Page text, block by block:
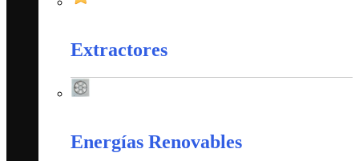
Extractores
Energías Renovables